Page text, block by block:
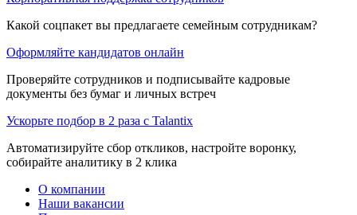
Какой соцпакет вы предлагаете семейным сотрудникам?
Оформляйте кандидатов онлайн
Проверяйте сотрудников и подписывайте кадровые
документы без бумаг и личных встреч
Ускорьте подбор в 2 раза с Talantix
Автоматизируйте сбор откликов, настройте воронку,
собирайте аналитику в 2 клика
О компании
Наши вакансии